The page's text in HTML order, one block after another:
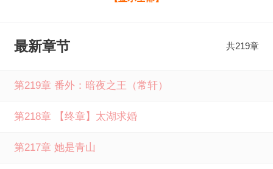
造各种机会共处，后来这段“追妻史”便成了他轰轰烈烈政绩里
处事低调，混迹于市政精英之中，只想“胸大无脑”地躺平。对
便宜而不自知。等她醒过味，已是情根深种。最终男女主携
手克服上一代的恩怨，坚定地走到了一起。 特提一嘴：田笑
最新章节 共219章
第219章 番外：暗夜之王（常轩）
第218章 【终章】太湖求婚
第217章 她是青山